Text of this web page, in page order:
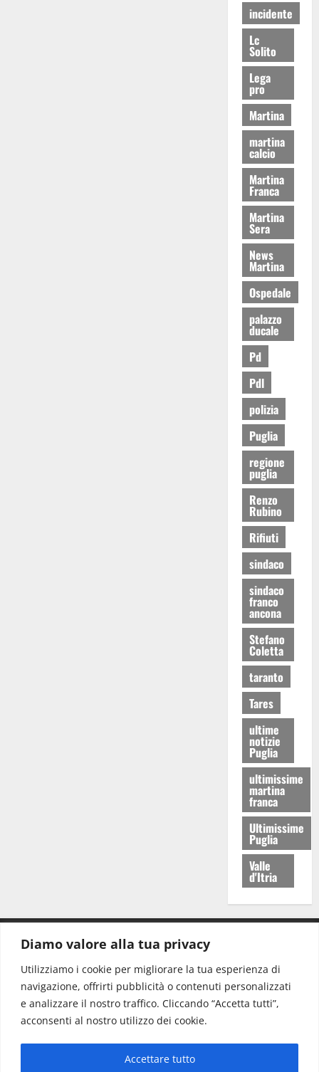
Diamo valore alla tua privacy
Utilizziamo i cookie per migliorare la tua esperienza di
navigazione, offrirti pubblicità o contenuti personalizzati
e analizzare il nostro traffico. Cliccando “Accetta tutti”,
acconsenti al nostro utilizzo dei cookie.
Accettare tutto
incidente
Lc
Solito
Lega
pro
Martina
martina
calcio
Martina
Franca
Martina
Sera
News
Martina
Ospedale
palazzo
ducale
Pd
Pdl
polizia
Puglia
regione
puglia
Renzo
Rubino
Rifiuti
sindaco
sindaco
franco
ancona
Stefano
Coletta
taranto
Tares
ultime
notizie
Puglia
ultimissime
martina
franca
Ultimissime
Puglia
Valle
d'Itria
Redazione: redazione@www.martinasera.it
Direttore:direttore@www.martinasera.it
Info & Commerciale:info@www.martinasera.it